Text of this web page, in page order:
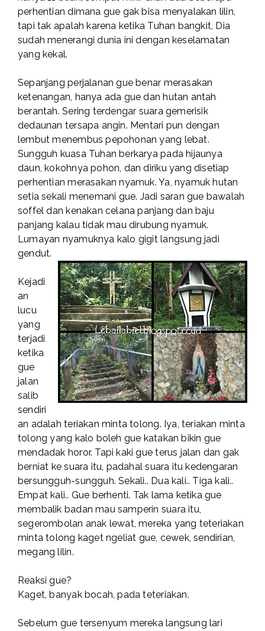
perhentian dimana gue gak bisa menyalakan lilin,
tapi tak apalah karena ketika Tuhan bangkit, Dia
sudah menerangi dunia ini dengan keselamatan
yang kekal.
Sepanjang perjalanan gue benar merasakan
ketenangan, hanya ada gue dan hutan antah
berantah. Sering terdengar suara gemerisik
dedaunan tersapa angin. Mentari pun dengan
lembut menembus pepohonan yang lebat.
Sungguh kuasa Tuhan berkarya pada hijaunya
daun, kokohnya pohon, dan diriku yang disetiap
perhentian merasakan nyamuk. Ya, nyamuk hutan
setia sekali menemani gue. Jadi saran gue bawalah
soffel dan kenakan celana panjang dan baju
panjang kalau tidak mau dirubung nyamuk.
Lumayan nyamuknya kalo gigit langsung jadi
gendut.
Kejadi
an
lucu
yang
terjadi
ketika
gue
jalan
salib
sendiri
an adalah teriakan minta tolong. Iya, teriakan minta
tolong yang kalo boleh gue katakan bikin gue
mendadak horor. Tapi kaki gue terus jalan dan gak
berniat ke suara itu, padahal suara itu kedengaran
bersungguh-sungguh. Sekali.. Dua kali.. Tiga kali..
Empat kali.. Gue berhenti. Tak lama ketika gue
membalik badan mau samperin suara itu,
segerombolan anak lewat, mereka yang teteriakan
minta tolong kaget ngeliat gue, cewek, sendirian,
megang lilin.
Reaksi gue?
Kaget, banyak bocah, pada teteriakan.
Sebelum gue tersenyum mereka langsung lari